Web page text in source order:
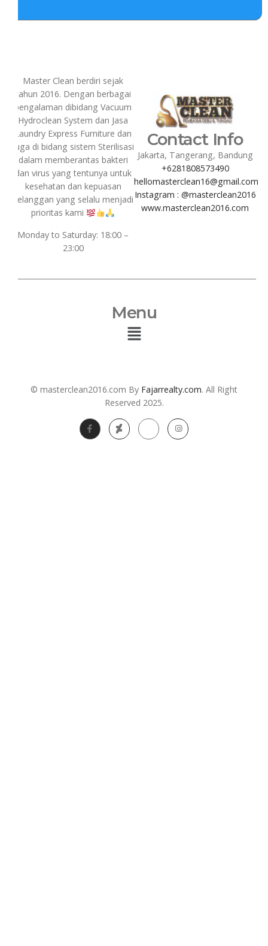
Contact Info
Jakarta, Tangerang, Bandung
+6281808573490
hellomasterclean16@gmail.com
Instagram : @masterclean2016
www.masterclean2016.com
Master Clean berdiri sejak
tahun 2016. Dengan berbagai
pengalaman dibidang Vacuum
Hydroclean System dan Jasa
Laundry Express Furniture dan
juga di bidang sistem Sterilisasi
dalam memberantas bakteri
dan virus yang tentunya untuk
kesehatan dan kepuasan
pelanggan yang selalu menjadi
prioritas kami
Monday to Saturday: 18:00 –
23:00
Menu
© masterclean2016.com By Fajarrealty.com. All Right
Reserved 2025.